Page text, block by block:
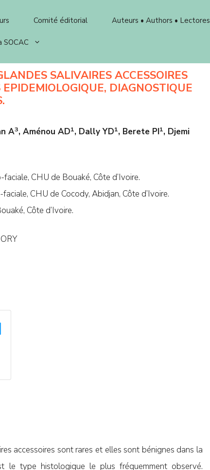
Comité éditorial Auteurs • Authors • Lectores
SOCAC
SALIVAIRES ACCESSOIRES
DIAGNOSTIQUE
A3, Aménou AD1, Dally YD1, Berete PI1, Djemi
CHU de Bouaké, Côte d’Ivoire.
CHU de Cocody, Abidjan, Côte d’Ivoire.
Côte d’Ivoire.
accessoires sont rares et elles sont bénignes dans la
le type histologique le plus fréquemment observé.